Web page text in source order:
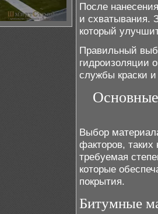
После
и схватывания.
который
Правильный
гидроизоляции
службы краски
Выбор
факторов, таких
требуемая
которые
покрытия.
Битумные